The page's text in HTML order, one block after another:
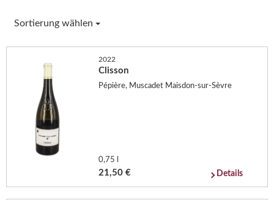
Sortierung wählen
2022
Clisson
Pépière, Muscadet Maisdon-sur-Sèvre
0,75 l
21,50 € Details